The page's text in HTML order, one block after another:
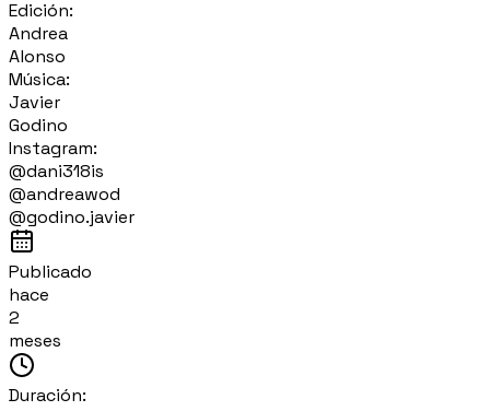
Edición:
Andrea
Alonso
Música:
Javier
Godino
Instagram:
@dani318is
@andreawod
@godino.javier
Publicado
hace
2
meses
Duración: